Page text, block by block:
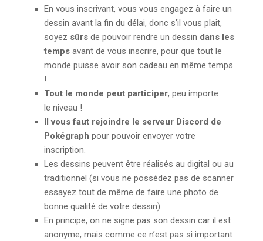
En vous inscrivant, vous vous engagez à faire un
dessin avant la fin du délai, donc s’il vous plait,
soyez sûrs de pouvoir rendre un dessin dans les
temps avant de vous inscrire, pour que tout le
monde puisse avoir son cadeau en même temps
!
Tout le monde peut participer, peu importe
le niveau !
Il vous faut rejoindre le serveur Discord de
Pokégraph pour pouvoir envoyer votre
inscription.
Les dessins peuvent être réalisés au digital ou au
traditionnel (si vous ne possédez pas de scanner
essayez tout de même de faire une photo de
bonne qualité de votre dessin).
En principe, on ne signe pas son dessin car il est
anonyme, mais comme ce n’est pas si important